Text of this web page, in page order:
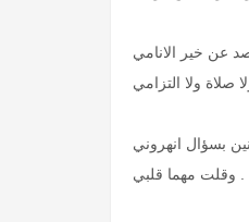
عن خير الانامي
صلاة ولا التزامي
بسؤال انهروني
. .